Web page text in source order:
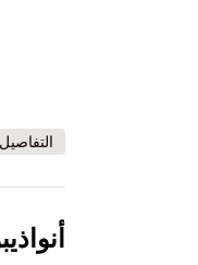
التفاصيل